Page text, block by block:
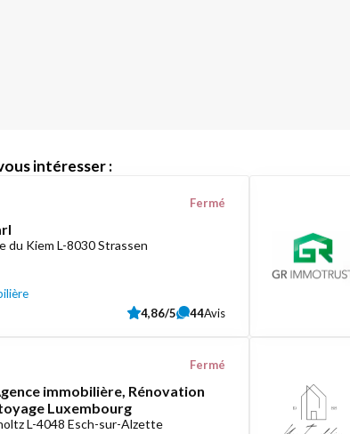
intéresser :
du Kiem L-8030 Strassen
Fermé
4,86/5 44Avis
immobilière, Rénovation
Luxembourg
L-4048 Esch-sur-Alzette
Fermé